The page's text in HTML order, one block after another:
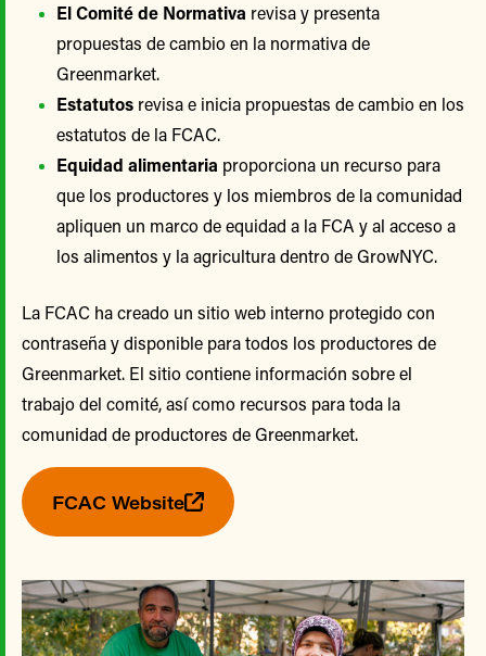
El Comité de Normativa revisa y presenta
propuestas de cambio en la normativa de
Greenmarket.
Estatutos revisa e inicia propuestas de cambio en los
estatutos de la FCAC.
Equidad alimentaria proporciona un recurso para
que los productores y los miembros de la comunidad
apliquen un marco de equidad a la FCA y al acceso a
los alimentos y la agricultura dentro de GrowNYC.
La FCAC ha creado un sitio web interno protegido con
contraseña y disponible para todos los productores de
Greenmarket. El sitio contiene información sobre el
trabajo del comité, así como recursos para toda la
comunidad de productores de Greenmarket.
FCAC Website